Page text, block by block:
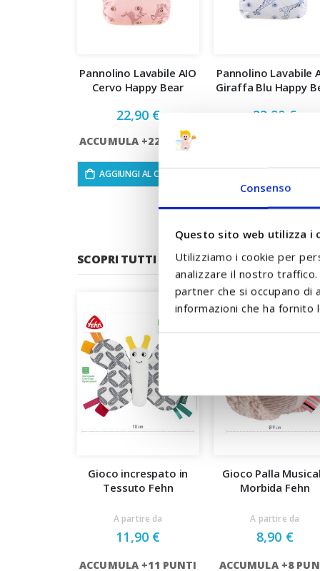
Consenso
Questo sito web utilizza i
Utilizziamo i cookie per
analizzare il nostro
partner che si occupano di
informazioni che ha fornito
Pannolino Lavabile AIO
Cervo Happy Bear
22,90 €
ACCUMULA +22 PUNTI
AGGIUNGI AL CARRELLO
Pannolino Lavabile
Giraffa Blu Happy
22,90 €
SCOPRI TUTTI I PRODOTTI DEL BRAND
Gioco increspato in
Tessuto Fehn
A partire da
11,90 €
ACCUMULA +11 PUNTI
Gioco Palla
Morbida Fehn
A partire da
8,90 €
ACCUMULA +8